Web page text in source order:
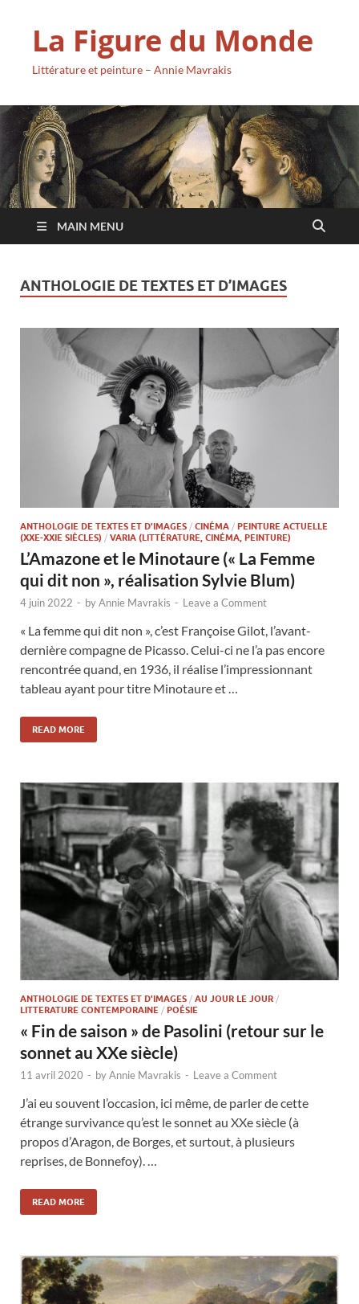
La Figure du Monde
Littérature et peinture – Annie Mavrakis
MAIN MENU
ANTHOLOGIE DE TEXTES ET D’IMAGES
ANTHOLOGIE DE TEXTES ET D'IMAGES / CINÉMA / PEINTURE ACTUELLE
(XXE-XXIE SIÈCLES) / VARIA (LITTÉRATURE, CINÉMA, PEINTURE)
L’Amazone et le Minotaure (« La Femme
qui dit non », réalisation Sylvie Blum)
4 juin 2022 - byAnnie Mavrakis - Leave a Comment
« La femme qui dit non », c’est Françoise Gilot, l’avant-
dernière compagne de Picasso. Celui-ci ne l’a pas encore
rencontrée quand, en 1936, il réalise l’impressionnant
tableau ayant pour titre Minotaure et …
READ MORE
ANTHOLOGIE DE TEXTES ET D'IMAGES / AU JOUR LE JOUR /
LITTERATURE CONTEMPORAINE / POÉSIE
« Fin de saison » de Pasolini (retour sur le
sonnet au XXe siècle)
11 avril 2020 - byAnnie Mavrakis - Leave a Comment
J’ai eu souvent l’occasion, ici même, de parler de cette
étrange survivance qu’est le sonnet au XXe siècle (à
propos d’Aragon, de Borges, et surtout, à plusieurs
reprises, de Bonnefoy). …
READ MORE